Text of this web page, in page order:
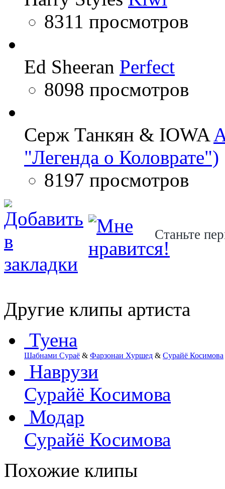
8311 просмотров
Ed Sheeran Perfect
8098 просмотров
Серж Танкян & IOWA
"Легенда о Коловрате")
8197 просмотров
Станьте
Другие клипы артиста
Туена
Шабнами Сураё & Фарзонаи Хуршед & Сурайё Косимова
Наврузи
Сурайё Косимова
Модар
Сурайё Косимова
Похожие клипы